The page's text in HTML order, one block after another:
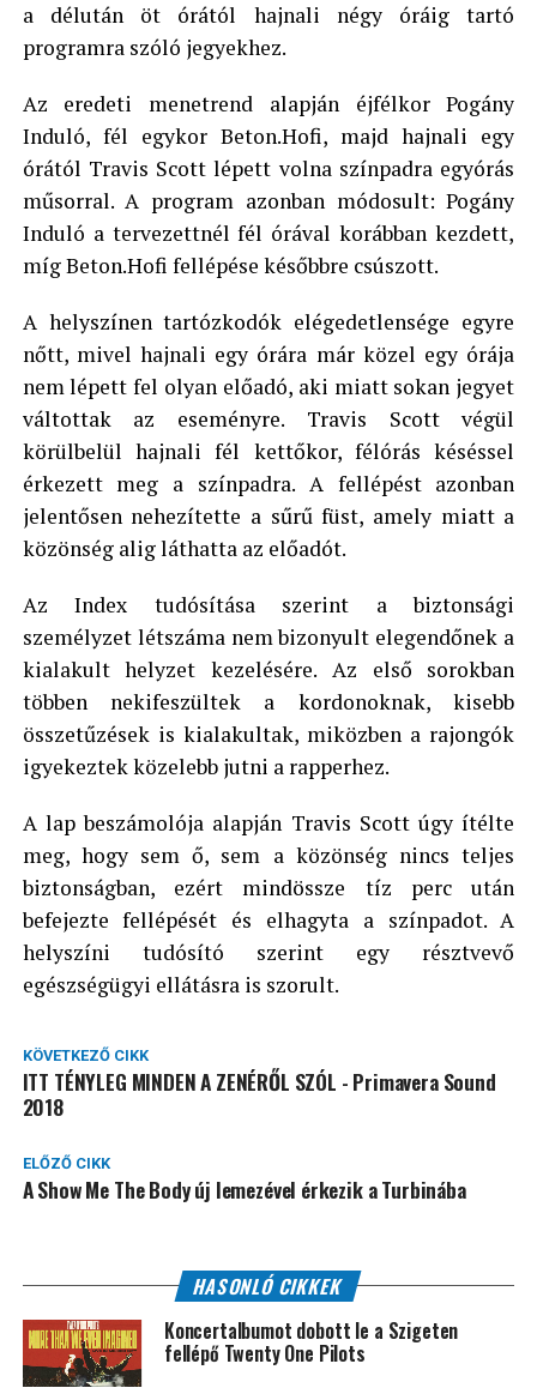
a délután öt órától hajnali négy óráig tartó
programra szóló jegyekhez.
Az eredeti menetrend alapján éjfélkor Pogány
Induló, fél egykor Beton.Hofi, majd hajnali egy
órától Travis Scott lépett volna színpadra egyórás
műsorral. A program azonban módosult: Pogány
Induló a tervezettnél fél órával korábban kezdett,
míg Beton.Hofi fellépése későbbre csúszott.
A helyszínen tartózkodók elégedetlensége egyre
nőtt, mivel hajnali egy órára már közel egy órája
nem lépett fel olyan előadó, aki miatt sokan jegyet
váltottak az eseményre. Travis Scott végül
körülbelül hajnali fél kettőkor, félórás késéssel
érkezett meg a színpadra. A fellépést azonban
jelentősen nehezítette a sűrű füst, amely miatt a
közönség alig láthatta az előadót.
Az Index tudósítása szerint a biztonsági
személyzet létszáma nem bizonyult elegendőnek a
kialakult helyzet kezelésére. Az első sorokban
többen nekifeszültek a kordonoknak, kisebb
összetűzések is kialakultak, miközben a rajongók
igyekeztek közelebb jutni a rapperhez.
A lap beszámolója alapján Travis Scott úgy ítélte
meg, hogy sem ő, sem a közönség nincs teljes
biztonságban, ezért mindössze tíz perc után
befejezte fellépését és elhagyta a színpadot. A
helyszíni tudósító szerint egy résztvevő
egészségügyi ellátásra is szorult.
KÖVETKEZŐ CIKK
ITT TÉNYLEG MINDEN A ZENÉRŐL SZÓL - Primavera Sound
2018
ELŐZŐ CIKK
A Show Me The Body új lemezével érkezik a Turbinába
HASONLÓ CIKKEK
Koncertalbumot dobott le a Szigeten
fellépő Twenty One Pilots